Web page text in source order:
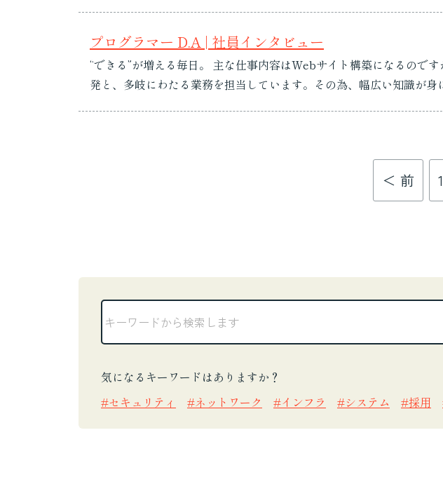
プログラマー D.A | 社員インタビュー
“できる”が増える毎日。 主な仕事内容はWebサイト構築になるので
発と、多岐にわたる業務を担当しています。その為、幅広い知識が
＜ 前 1
気になるキーワードはありますか？
セキュリティ
ネットワーク インフラ システム 採用